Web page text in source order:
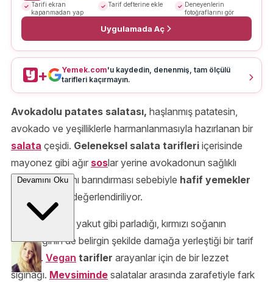
Tarifi ekran
kapanmadan yap
Tarif defterine ekle
Deneyenlerin
fotoğraflarını gör
Uygulamada Aç
+ Yemek.com'u kaydedin, denenmiş, tam ölçülü
tarifleri kaçırmayın.
Avokadolu patates salatası, haşlanmış patatesin,
avokado ve yeşilliklerle harmanlanmasıyla hazırlanan bir
salata çeşidi. Geleneksel salata tarifleri içerisinde
mayonez gibi ağır soslar yerine avokadonun sağlıklı
bitkisel yağlarını barındırması sebebiyle hafif yemekler
kategorisinde değerlendiriliyor.
Nar tanelerinin yakut gibi parladığı, kırmızı soğanın
keskinliğinin de belirgin şekilde damağa yerleştiği bir tarif
kendisi. Vegan tarifler arayanlar için de bir lezzet
sığınağı. Mevsiminde salatalar arasında zarafetiyle fark
Devamını Oku